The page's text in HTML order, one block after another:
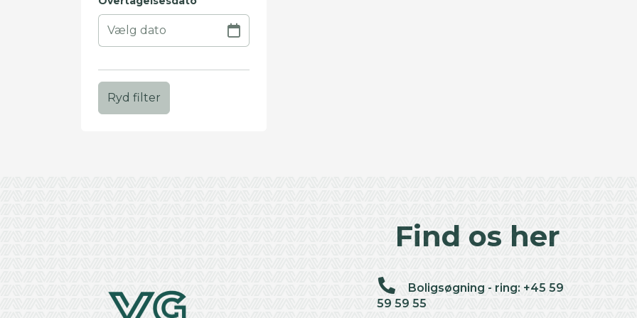
Ryd filter
Find os her
Boligsøgning - ring: +45 59
59 59 55